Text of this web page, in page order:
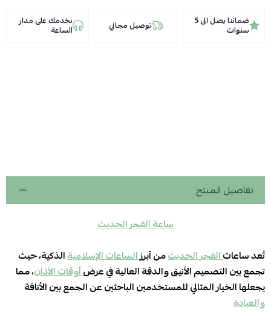
ضماننا يصل الى 5
سنوات توصيل مجاني نخدمك على مدار
الساعة
تفاصيل المنتج
ساعة الفجر الحديث
تُعد ساعاتالفجر الحديثمن أبرزالساعات الإسلاميةالذكية، حيث
تجمع بين التصميم الأنيق والدقة العالية في عرضأوقات الأذان، مما
يجعلها الخيار المثالي للمستخدمين الباحثين عن الجمع بين الأناقة
والعبادة